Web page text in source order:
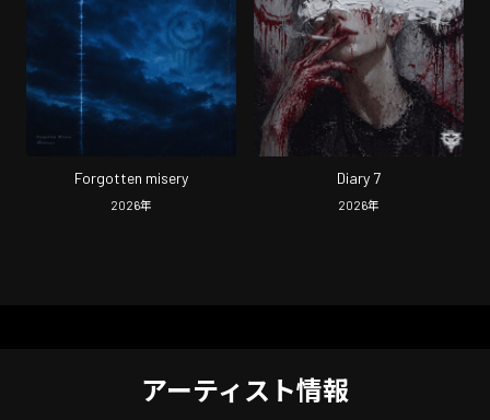
Forgotten misery
2026年
Diary 7
2026年
アーティスト情報